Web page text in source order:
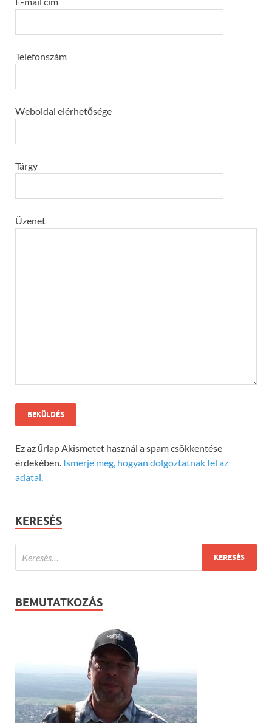
Telefonszám
Weboldal elérhetősége
Tárgy
Üzenet
Ez az űrlap Akismetet használ a spam csökkentése
érdekében. Ismerje meg, hogyan dolgoztatnak fel az
adatai.
KERESÉS
BEMUTATKOZÁS